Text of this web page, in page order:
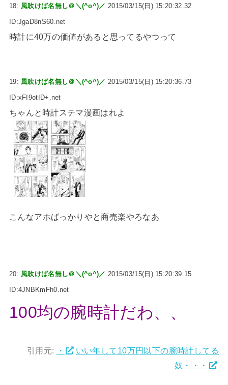
18: 風吹けば名無し＠＼(^o^)／ 2015/03/15(日) 15:20:32.32
ID:JgaD8nS60.net
時計に40万の価値があると思ってるやつって
19: 風吹けば名無し＠＼(^o^)／ 2015/03/15(日) 15:20:36.73
ID:xFI9otID+.net
ちゃんと時計ステマ漫画はれよ
こんなアホばっかりやと商売楽やろなあ
20: 風吹けば名無し＠＼(^o^)／ 2015/03/15(日) 15:20:39.15
ID:4JNBKmFh0.net
100均の腕時計だわ、、
引用元: ・
いい年して10万円以下の腕時計してる
奴・・・